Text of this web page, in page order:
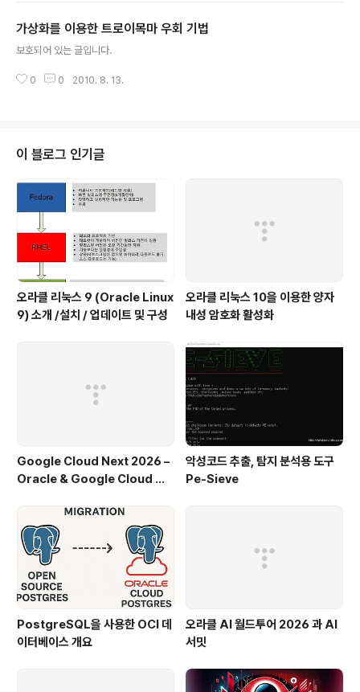
가상화를 이용한 트로이목마 우회 기법
보호되어 있는 글입니다.
0 0 2010. 8. 13.
이 블로그 인기글
오라클 리눅스 9 (Oracle Linux
9) 소개 /설치 / 업데이트 및 구성
오라클 리눅스 10을 이용한 양자
내성 암호화 활성화
Google Cloud Next 2026 –
Oracle & Google Cloud 파
악성코드 추출, 탐지 분석용 도구
Pe-Sieve
PostgreSQL을 사용한 OCI 데
이터베이스 개요
오라클 AI 월드투어 2026 과 AI
서밋